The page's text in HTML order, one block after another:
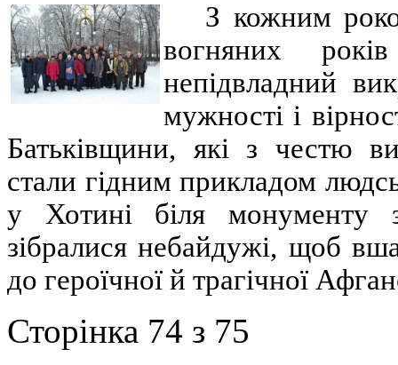
З кожним
вогняних
непідвладний
мужності і
Батьківщини, які з честю
стали гідним прикладом
у Хотині біля монументу
зібралися небайдужі, щоб
до героїчної й трагічної
Сторінка 74 з 75